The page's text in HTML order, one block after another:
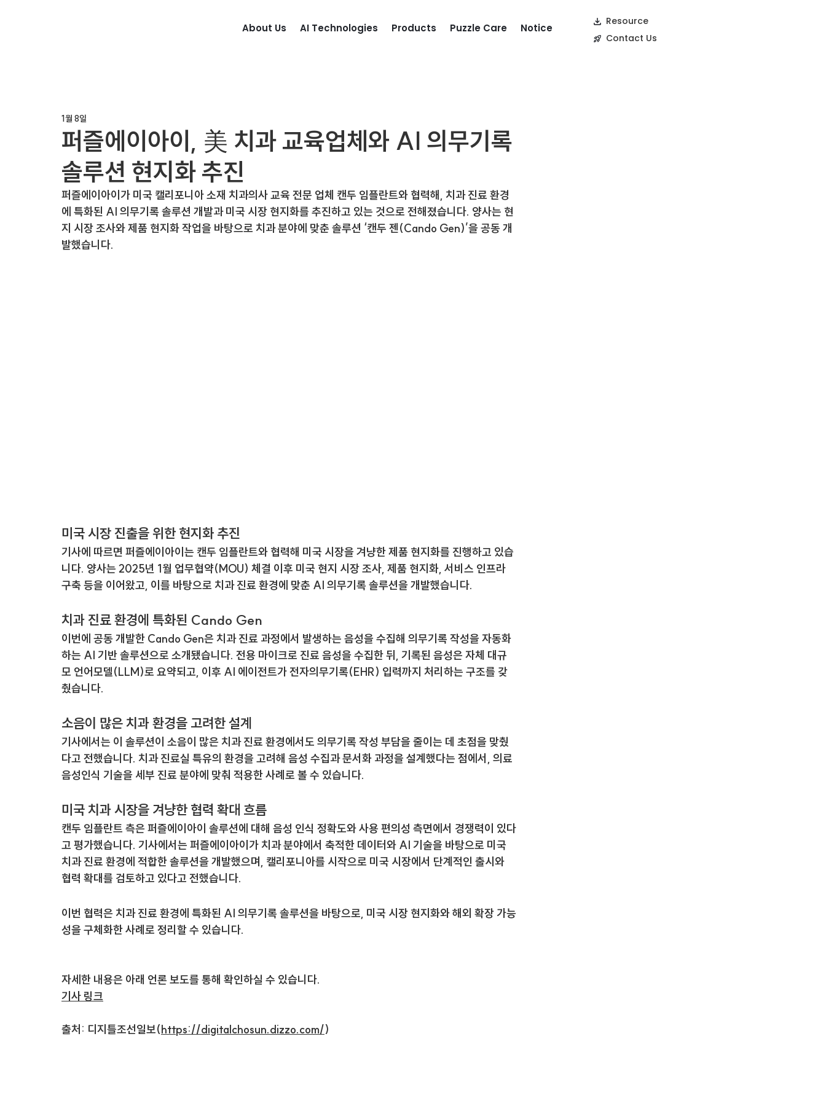
About Us AI Technologies Products Puzzle Care Notice
Resource
Contact Us
퍼즐에이아이, 美 치과 교육업체와 AI 의무기록
솔루션 현지화 추진
1월 8일
퍼즐에이아이가 미국 캘리포니아 소재 치과의사 교육 전문 업체 캔두 임플란트와 협력해, 치과 진료 환경
에 특화된 AI 의무기록 솔루션 개발과 미국 시장 현지화를 추진하고 있는 것으로 전해졌습니다. 양사는 현
지 시장 조사와 제품 현지화 작업을 바탕으로 치과 분야에 맞춘 솔루션 ‘캔두 젠(Cando Gen)’을 공동 개
발했습니다.
미국 시장 진출을 위한 현지화 추진
기사에 따르면 퍼즐에이아이는 캔두 임플란트와 협력해 미국 시장을 겨냥한 제품 현지화를 진행하고 있습
니다. 양사는 2025년 1월 업무협약(MOU) 체결 이후 미국 현지 시장 조사, 제품 현지화, 서비스 인프라
구축 등을 이어왔고, 이를 바탕으로 치과 진료 환경에 맞춘 AI 의무기록 솔루션을 개발했습니다.
치과 진료 환경에 특화된 Cando Gen
이번에 공동 개발한 Cando Gen은 치과 진료 과정에서 발생하는 음성을 수집해 의무기록 작성을 자동화
하는 AI 기반 솔루션으로 소개됐습니다. 전용 마이크로 진료 음성을 수집한 뒤, 기록된 음성은 자체 대규
모 언어모델(LLM)로 요약되고, 이후 AI 에이전트가 전자의무기록(EHR) 입력까지 처리하는 구조를 갖
췄습니다.
소음이 많은 치과 환경을 고려한 설계
기사에서는 이 솔루션이 소음이 많은 치과 진료 환경에서도 의무기록 작성 부담을 줄이는 데 초점을 맞췄
다고 전했습니다. 치과 진료실 특유의 환경을 고려해 음성 수집과 문서화 과정을 설계했다는 점에서, 의료
음성인식 기술을 세부 진료 분야에 맞춰 적용한 사례로 볼 수 있습니다.
미국 치과 시장을 겨냥한 협력 확대 흐름
캔두 임플란트 측은 퍼즐에이아이 솔루션에 대해 음성 인식 정확도와 사용 편의성 측면에서 경쟁력이 있다
고 평가했습니다. 기사에서는 퍼즐에이아이가 치과 분야에서 축적한 데이터와 AI 기술을 바탕으로 미국
치과 진료 환경에 적합한 솔루션을 개발했으며, 캘리포니아를 시작으로 미국 시장에서 단계적인 출시와
협력 확대를 검토하고 있다고 전했습니다.
이번 협력은 치과 진료 환경에 특화된 AI 의무기록 솔루션을 바탕으로, 미국 시장 현지화와 해외 확장 가능
성을 구체화한 사례로 정리할 수 있습니다.
자세한 내용은 아래 언론 보도를 통해 확인하실 수 있습니다.
기사 링크
출처: 디지틀조선일보(https://digitalchosun.dizzo.com/)